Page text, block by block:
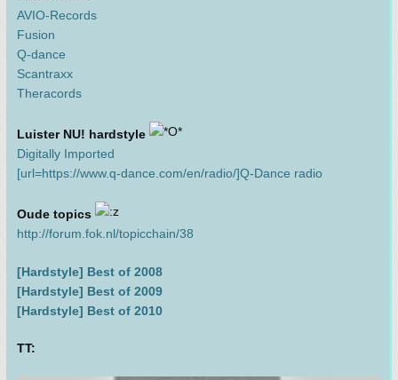
AVIO-Records
Fusion
Q-dance
Scantraxx
Theracords
Luister NU! hardstyle
Digitally Imported
[url=https://www.q-dance.com/en/radio/]Q-Dance radio
Oude topics
http://forum.fok.nl/topicchain/38
[Hardstyle] Best of 2008
[Hardstyle] Best of 2009
[Hardstyle] Best of 2010
TT: